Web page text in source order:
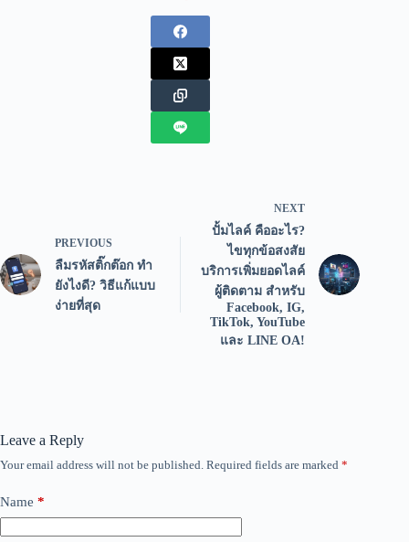
PREVIOUS
ลืมรหัสติ๊กต๊อก ทำ
ยังไงดี? วิธีแก้แบบ
ง่ายที่สุด
NEXT
ปั้มไลค์ คืออะไร?
ไขทุกข้อสงสัย
บริการเพิ่มยอดไลค์
ผู้ติดตาม สำหรับ
Facebook, IG,
TikTok, YouTube
และ LINE OA!
Leave a Reply
Your email address will not be published. Required fields are marked *
Name *